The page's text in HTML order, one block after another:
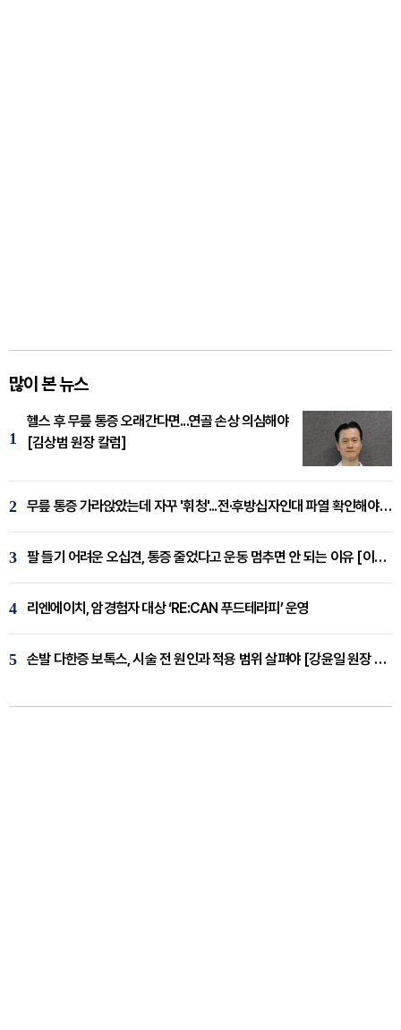
많이 본 뉴스
1
헬스 후 무릎 통증 오래간다면...연골 손상 의심해야
[김상범 원장 칼럼]
2 무릎 통증 가라앉았는데 자꾸 '휘청'...전·후방십자인대 파열 확인해야 [곽우경 원장 칼럼]
3 팔 들기 어려운 오십견, 통증 줄었다고 운동 멈추면 안 되는 이유 [이병욱 원장 칼럼]
4 리엔에이치, 암경험자 대상 ‘RE:CAN 푸드테라피’ 운영
5 손발 다한증 보톡스, 시술 전 원인과 적용 범위 살펴야 [강윤일 원장 칼럼]